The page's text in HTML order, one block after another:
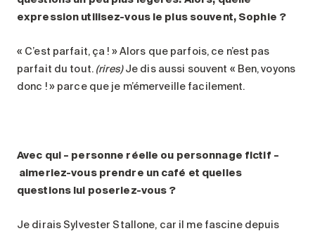
expression utilisez-vous le plus souvent, Sophie ?
« C’est parfait, ça ! » Alors que parfois, ce n’est pas
parfait du tout. (rires)Je dis aussi souvent « Ben, voyons
donc ! » parce que je m’émerveille facilement.
Avec qui – personne réelle ou personnage fictif –
aimeriez-vous prendre un café et quelles
questions lui poseriez-vous ?
Je dirais Sylvester Stallone, car il me fascine depuis